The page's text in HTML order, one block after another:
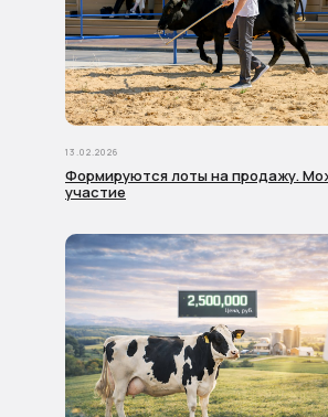
13.02.2026
Формируются лоты на продажу.
участие